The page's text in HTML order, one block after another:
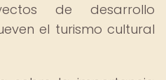
de desarrollo
el turismo cultural